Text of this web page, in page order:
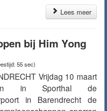
Lees meer
bij Him Yong
55 sec)
Vrijdag 10 maart
in Sporthal de
in Barendrecht de